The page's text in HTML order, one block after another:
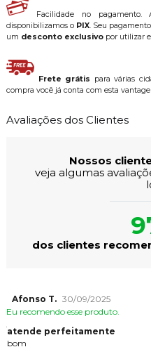
Facilidade no
disponibilizamos o PIX. Seu
um desconto exclusivopor utilizar
Frete grátis para várias
compra você já conta com esta
Avaliações dos Clientes
Nossos
veja algumas
dos clientes
Afonso T. 30/09/2025
Eu recomendo esse produto.
atende perfeitamente
bom